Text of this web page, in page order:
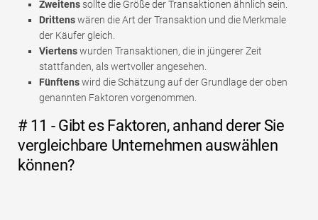
Zweitens sollte die Größe der Transaktionen ähnlich sein.
Drittenswären die Art der Transaktion und die Merkmale
der Käufer gleich.
Viertenswurden Transaktionen, die in jüngerer Zeit
stattfanden, als wertvoller angesehen.
Fünftenswird die Schätzung auf der Grundlage der oben
genannten Faktoren vorgenommen.
# 11 - Gibt es Faktoren, anhand derer Sie
vergleichbare Unternehmen auswählen
können?